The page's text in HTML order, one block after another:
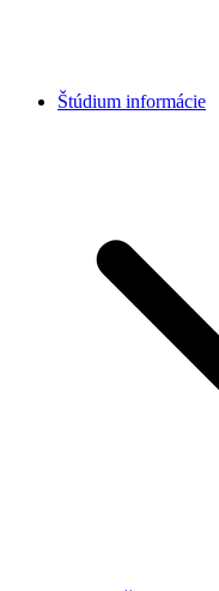
Štúdium informácie